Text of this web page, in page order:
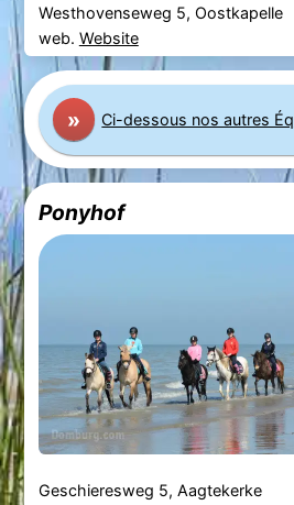
Westhovenseweg 5, Oostkapelle
web. Website
» Ci-dessous nos autres
Ponyhof
Geschieresweg 5, Aagtekerke